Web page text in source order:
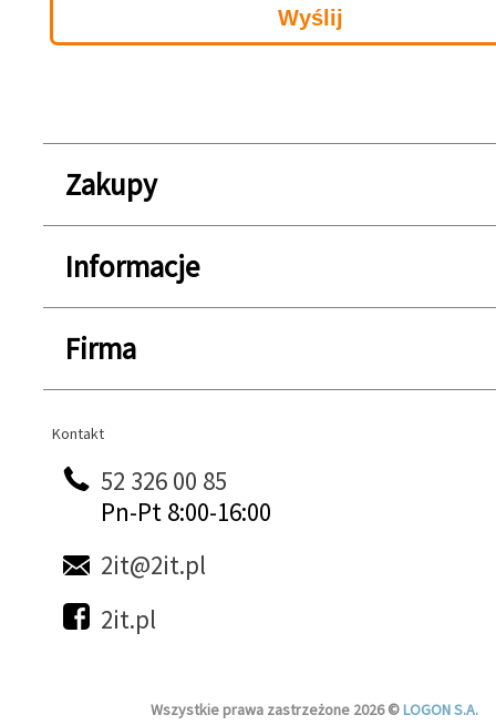
Zakupy
Informacje
Firma
Kontakt
Kontakt
52 326 00 85
Pn-Pt 8:00-16:00
2it@2it.pl
2it.pl
Wszystkie prawa zastrzeżone 2026 ©LOGON S.A.